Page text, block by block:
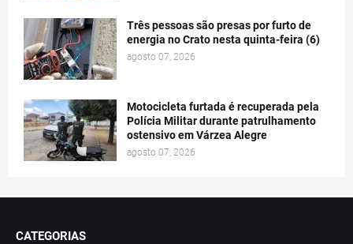
Três pessoas são presas por furto de
energia no Crato nesta quinta-feira (6)
agosto 07, 2026
Motocicleta furtada é recuperada pela
Polícia Militar durante patrulhamento
ostensivo em Várzea Alegre
agosto 07, 2026
CATEGORIAS